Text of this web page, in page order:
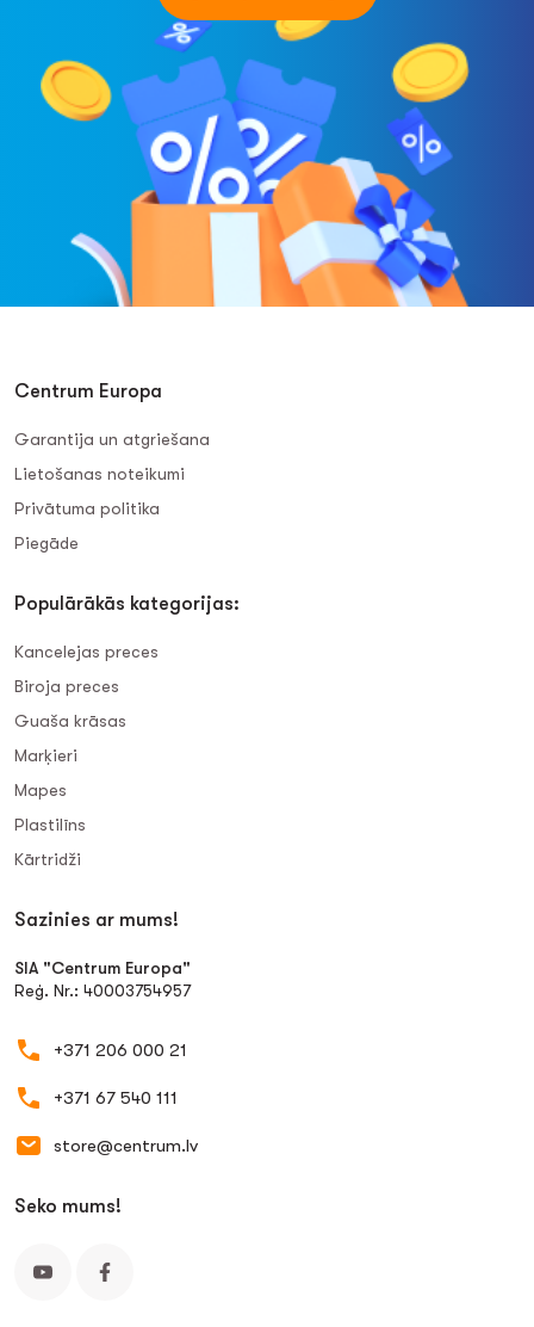
Centrum Europa
Garantija un atgriešana
Lietošanas noteikumi
Privātuma politika
Piegāde
Populārākās kategorijas:
Kancelejas preces
Biroja preces
Guaša krāsas
Marķieri
Mapes
Plastilīns
Kārtridži
Sazinies ar mums!
SIA "Centrum Europa"
Reģ. Nr.: 40003754957
+371 206 000 21
+371 67 540 111
store@centrum.lv
Seko mums!